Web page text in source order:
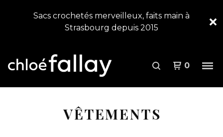
Sacs crochetés merveilleux, faits main à
Strasbourg depuis 2015
0
VÊTEMENTS